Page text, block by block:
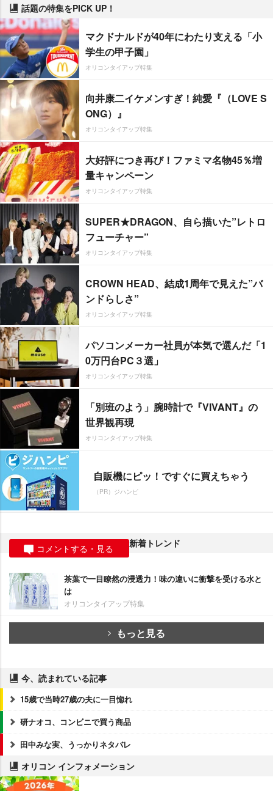
話題の特集をPICK UP！
マクドナルドが40年にわたり支える「小
学生の甲子園」
オリコンタイアップ特集
向井康二イケメンすぎ！純愛『（LOVE S
ONG）』
オリコンタイアップ特集
大好評につき再び！ファミマ名物45％増
量キャンペーン
オリコンタイアップ特集
SUPER★DRAGON、自ら描いた”レトロ
フューチャー”
オリコンタイアップ特集
CROWN HEAD、結成1周年で見えた”バ
ンドらしさ”
オリコンタイアップ特集
パソコンメーカー社員が本気で選んだ「1
0万円台PC３選」
オリコンタイアップ特集
「別班のよう」腕時計で『VIVANT』の
世界観再現
オリコンタイアップ特集
自販機にピッ！ですぐに買えちゃう
（PR）ジハンピ
コメントする・見る 新着トレンド
茶葉で一目瞭然の浸透力！味の違いに衝撃を受ける水と
は
オリコンタイアップ特集
もっと見る
今、読まれている記事
15歳で当時27歳の夫に一目惚れ
研ナオコ、コンビニで買う商品
田中みな実、うっかりネタバレ
オリコン インフォメーション